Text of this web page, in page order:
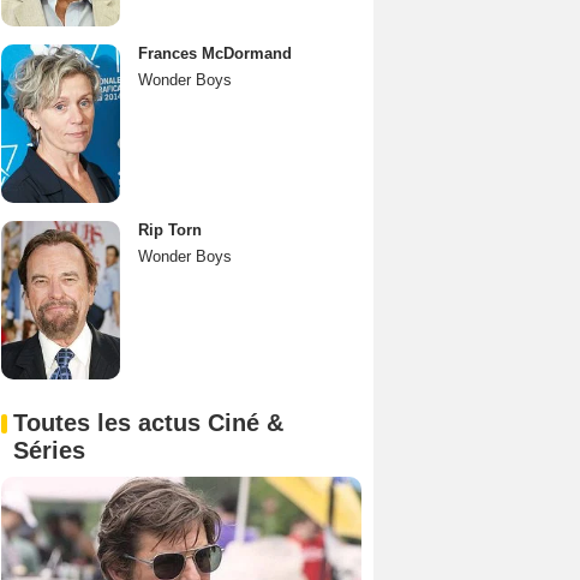
Frances McDormand
Wonder Boys
Rip Torn
Wonder Boys
Toutes les actus Ciné &
Séries